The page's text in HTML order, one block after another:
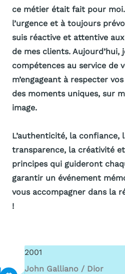
ce métier était fait pour
l’urgence et à toujours
suis réactive et attentive
de mes clients. Aujourd’hui,
compétences au service de
m’engageant à respecter
des moments uniques, sur
image.
L’authenticité, la confiance,
transparence, la créativité
principes qui guideront
garantir un événement
vous accompagner dans la
!
2001
John Galliano / Dior